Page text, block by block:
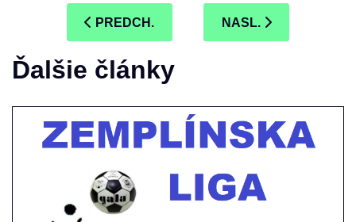
PREDCHÁDZAJÚCI ČLÁNOK: VÝSLEDKY
PREDCH. NASLEDUJÚCI
NASL.
Ďalšie články
Previous